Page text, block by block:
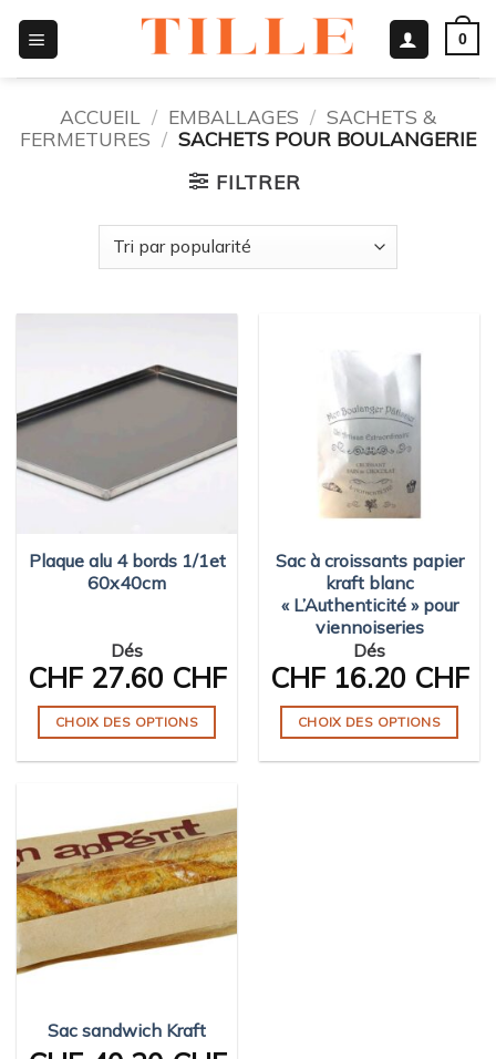
contenu
0
ACCUEIL / EMBALLAGES / SACHETS &
FERMETURES / SACHETS POUR BOULANGERIE
FILTRER
Plaque alu 4 bords 1/1et
60x40cm
Dés
CHF27.60 CHF
CHOIX DES OPTIONS
plusieurs
variations.
Les
options
peuvent
être
la
Sac à croissants papier
kraft blanc
« L’Authenticité » pour
viennoiseries
Dés
CHF16.20 CHF
CHOIX DES OPTIONS
Sac sandwich Kraft